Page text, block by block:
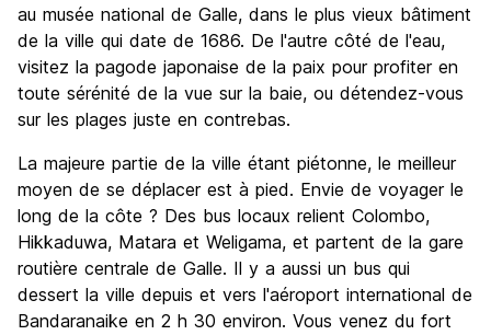
au musée national de Galle, dans le plus vieux bâtiment
de la ville qui date de 1686. De l'autre côté de l'eau,
visitez la pagode japonaise de la paix pour profiter en
toute sérénité de la vue sur la baie, ou détendez-vous
sur les plages juste en contrebas.
La majeure partie de la ville étant piétonne, le meilleur
moyen de se déplacer est à pied. Envie de voyager le
long de la côte ? Des bus locaux relient Colombo,
Hikkaduwa, Matara et Weligama, et partent de la gare
routière centrale de Galle. Il y a aussi un bus qui
dessert la ville depuis et vers l'aéroport international de
Bandaranaike en 2 h 30 environ. Vous venez du fort